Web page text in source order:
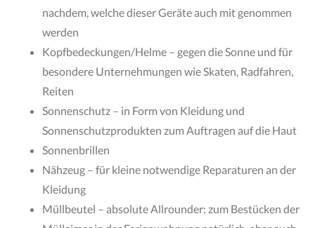
nachdem, welche dieser Geräte auch mit genommen
werden
Kopfbedeckungen/Helme – gegen die Sonne und für
besondere Unternehmungen wie Skaten, Radfahren,
Reiten
Sonnenschutz – in Form von Kleidung und
Sonnenschutzprodukten zum Auftragen auf die Haut
Sonnenbrillen
Nähzeug – für kleine notwendige Reparaturen an der
Kleidung
Müllbeutel – absolute Allrounder: zum Bestücken der